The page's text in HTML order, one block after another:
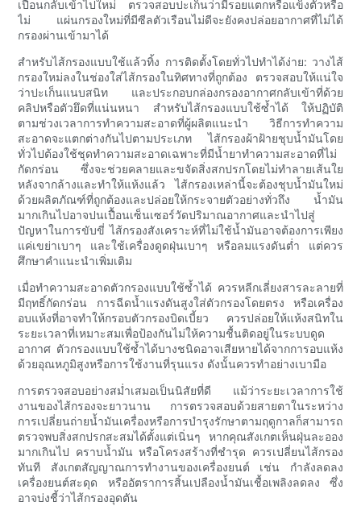
เปื้อนกลับเข้าไปใหม่ ตรวจสอบปะเก็นว่ามีรอยแตกหรือแข็งตัวหรือ
ไม่ แผ่นกรองใหม่ที่มีซีลตัวเรือนไม่ดีจะยังคงปล่อยอากาศที่ไม่ได้
กรองผ่านเข้ามาได้
สำหรับไส้กรองแบบใช้แล้วทิ้ง การติดตั้งโดยทั่วไปทำได้ง่าย: วางไส้
กรองใหม่ลงในช่องใส่ไส้กรองในทิศทางที่ถูกต้อง ตรวจสอบให้แน่ใจ
ว่าปะเก็นแนบสนิท และประกอบกล่องกรองอากาศกลับเข้าที่ด้วย
คลิปหรือตัวยึดที่แน่นหนา สำหรับไส้กรองแบบใช้ซ้ำได้ ให้ปฏิบัติ
ตามช่วงเวลาการทำความสะอาดที่ผู้ผลิตแนะนำ วิธีการทำความ
สะอาดจะแตกต่างกันไปตามประเภท ไส้กรองผ้าฝ้ายชุบน้ำมันโดย
ทั่วไปต้องใช้ชุดทำความสะอาดเฉพาะที่มีน้ำยาทำความสะอาดที่ไม่
กัดกร่อน ซึ่งจะช่วยคลายและขจัดสิ่งสกปรกโดยไม่ทำลายเส้นใย
หลังจากล้างและทำให้แห้งแล้ว ไส้กรองเหล่านี้จะต้องชุบน้ำมันใหม่
ด้วยผลิตภัณฑ์ที่ถูกต้องและปล่อยให้กระจายตัวอย่างทั่วถึง น้ำมัน
มากเกินไปอาจปนเปื้อนเซ็นเซอร์วัดปริมาณอากาศและนำไปสู่
ปัญหาในการขับขี่ ไส้กรองสังเคราะห์ที่ไม่ใช้น้ำมันอาจต้องการเพียง
แค่เขย่าเบาๆ และใช้เครื่องดูดฝุ่นเบาๆ หรือลมแรงดันต่ำ แต่ควร
ศึกษาคำแนะนำเพิ่มเติม
เมื่อทำความสะอาดตัวกรองแบบใช้ซ้ำได้ ควรหลีกเลี่ยงสารละลายที่
มีฤทธิ์กัดกร่อน การฉีดน้ำแรงดันสูงใส่ตัวกรองโดยตรง หรือเครื่อง
อบแห้งที่อาจทำให้กรอบตัวกรองบิดเบี้ยว ควรปล่อยให้แห้งสนิทใน
ระยะเวลาที่เหมาะสมเพื่อป้องกันไม่ให้ความชื้นติดอยู่ในระบบดูด
อากาศ ตัวกรองแบบใช้ซ้ำได้บางชนิดอาจเสียหายได้จากการอบแห้ง
ด้วยอุณหภูมิสูงหรือการใช้งานที่รุนแรง ดังนั้นควรทำอย่างเบามือ
การตรวจสอบอย่างสม่ำเสมอเป็นนิสัยที่ดี แม้ว่าระยะเวลาการใช้
งานของไส้กรองจะยาวนาน การตรวจสอบด้วยสายตาในระหว่าง
การเปลี่ยนถ่ายน้ำมันเครื่องหรือการบำรุงรักษาตามฤดูกาลก็สามารถ
ตรวจพบสิ่งสกปรกสะสมได้ตั้งแต่เนิ่นๆ หากคุณสังเกตเห็นฝุ่นละออง
มากเกินไป คราบน้ำมัน หรือโครงสร้างที่ชำรุด ควรเปลี่ยนไส้กรอง
ทันที สังเกตสัญญาณการทำงานของเครื่องยนต์ เช่น กำลังลดลง
เครื่องยนต์สะดุด หรืออัตราการสิ้นเปลืองน้ำมันเชื้อเพลิงลดลง ซึ่ง
อาจบ่งชี้ว่าไส้กรองอุดตัน